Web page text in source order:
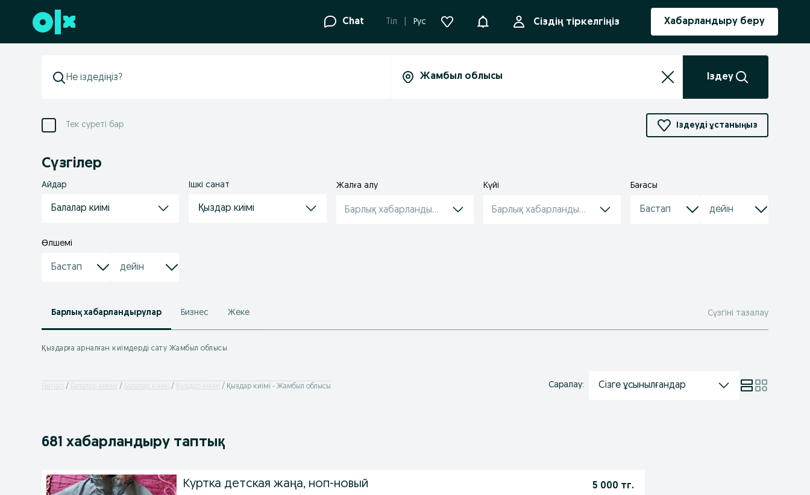
Төменгі деректемеге өту Chat Tіл Рус АқпараттандыруСіздің тіркелгіңіз Хабарландыру беру
Іздеу
Тек суреті бар Іздеуді ұстаныңыз
Сүзгілер
Айдар
Балалар киімі
Ішкі санат
Қыздар киімі
Жалға алу
Барлық хабарландырулар
Күйі
Барлық хабарландырулар
Бағасы
Өлшемі
Барлық хабарландырулар Бизнес Жеке Сүзгіні тазалау
Қыздарға арналған киімдерді сату Жамбыл облысы
Негізгі Балалар әлемі Балалар киімі Қыздар киімі Қыздар киімі - Жамбыл облысы Саралау: Сізге ұсынылғандар
681 хабарландыру таптық
Куртка детская жаңа, ноп-новый 5 000 тг.